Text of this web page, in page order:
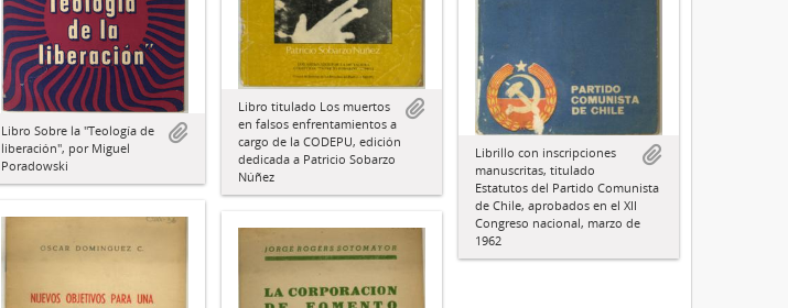
Libro Sobre la "Teología de
liberación", por Miguel
Poradowski
Librillo con inscripciones
manuscritas, titulado
Estatutos del Partido Comunista
de Chile, aprobados en el XII
Congreso nacional, marzo de
1962
Libro titulado Los muertos
en falsos enfrentamientos a
cargo de la CODEPU, edición
dedicada a Patricio Sobarzo
Núñez